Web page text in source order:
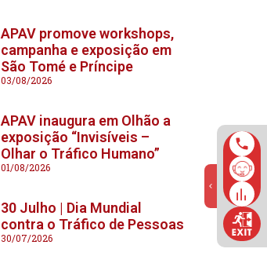
APAV promove workshops,
campanha e exposição em
São Tomé e Príncipe
03/08/2026
APAV inaugura em Olhão a
exposição “Invisíveis –
Olhar o Tráfico Humano”
01/08/2026
30 Julho | Dia Mundial
contra o Tráfico de Pessoas
30/07/2026